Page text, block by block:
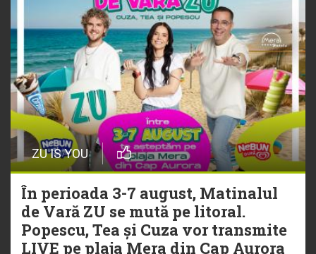
ZU IS YOU
În perioada 3-7 august, Matinalul
de Vară ZU se mută pe litoral.
Popescu, Tea și Cuza vor transmite
LIVE pe plaja Mera din Cap Aurora